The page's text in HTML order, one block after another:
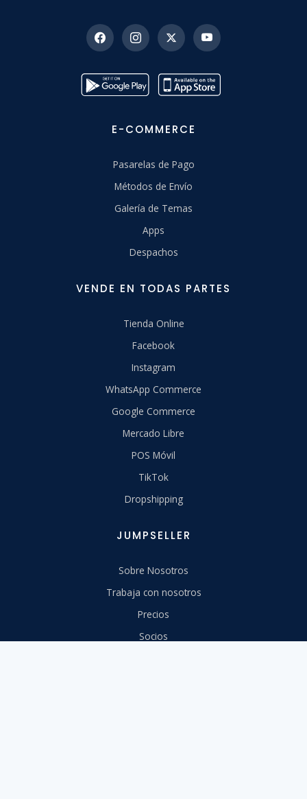
E-COMMERCE
Pasarelas de Pago
Métodos de Envío
Galería de Temas
Apps
Despachos
VENDE EN TODAS PARTES
Tienda Online
Facebook
Instagram
WhatsApp Commerce
Google Commerce
Mercado Libre
POS Móvil
TikTok
Dropshipping
JUMPSELLER
Sobre Nosotros
Trabaja con nosotros
Precios
Socios